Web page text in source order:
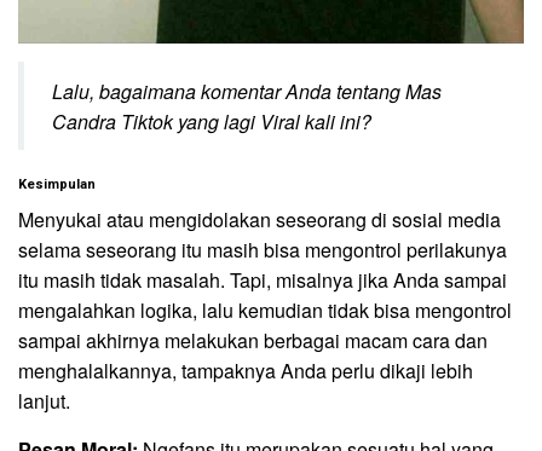
Lalu, bagaimana komentar Anda tentang Mas
Candra Tiktok yang lagi Viral kali ini?
Kesimpulan
Menyukai atau mengidolakan seseorang di sosial media
selama seseorang itu masih bisa mengontrol perilakunya
itu masih tidak masalah. Tapi, misalnya jika Anda sampai
mengalahkan logika, lalu kemudian tidak bisa mengontrol
sampai akhirnya melakukan berbagai macam cara dan
menghalalkannya, tampaknya Anda perlu dikaji lebih
lanjut.